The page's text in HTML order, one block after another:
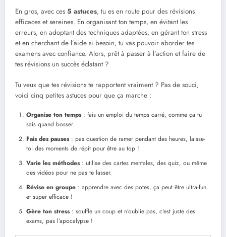
En gros, avec ces 5 astuces, tu es en route pour des révisions
efficaces et sereines. En organisant ton temps, en évitant les
erreurs, en adoptant des techniques adaptées, en gérant ton stress
et en cherchant de l’aide si besoin, tu vas pouvoir aborder tes
examens avec confiance. Alors, prêt à passer à l’action et faire de
tes révisions un succès éclatant ?
Tu veux que tes révisions te rapportent vraiment ? Pas de souci,
voici cinq petites astuces pour que ça marche :
Organise ton temps: fais un emploi du temps carré, comme ça tu
sais quand bosser.
Fais des pauses: pas question de ramer pendant des heures, laisse-
toi des moments de répit pour être au top !
Varie les méthodes: utilise des cartes mentales, des quiz, ou même
des vidéos pour ne pas te lasser.
Révise en groupe : apprendre avec des potes, ça peut être ultra-fun
et super efficace !
Gère ton stress: souffle un coup et n’oublie pas, c’est juste des
exams, pas l’apocalypse !